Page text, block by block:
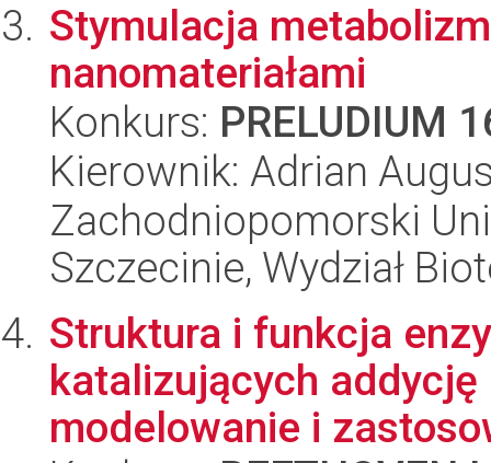
Stymulacja
nanomateriałami
Konkurs: PRELUDIUM
Kierownik: Adrian
Zachodniopomorski
Szczecinie, Wydział
Struktura i funkcja
katalizujących
modelowanie i